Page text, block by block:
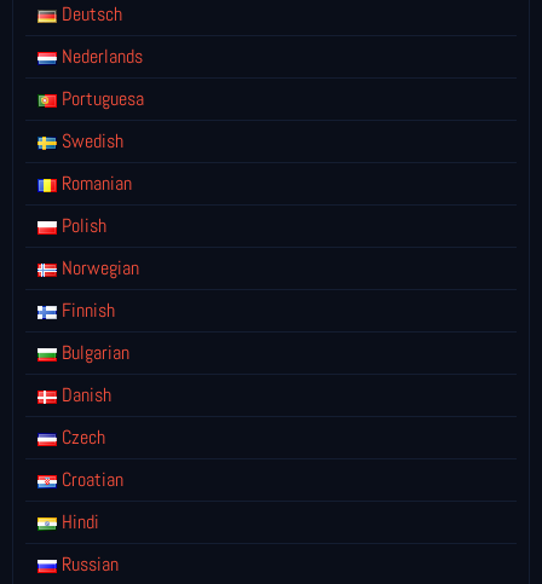
Deutsch
Nederlands
Portuguesa
Swedish
Romanian
Polish
Norwegian
Finnish
Bulgarian
Danish
Czech
Croatian
Hindi
Russian